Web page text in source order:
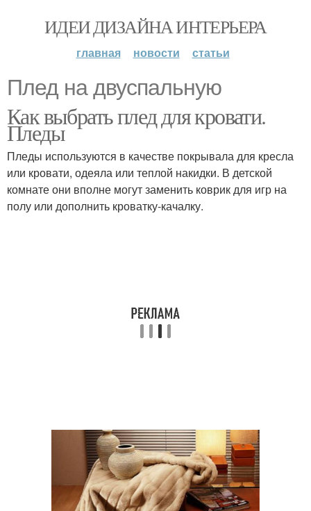
ИДЕИ ДИЗАЙНА ИНТЕРЬЕРА
главная новости статьи
Плед на двуспальную
Как выбрать плед для кровати.
Пледы
Пледы используются в качестве покрывала для кресла
или кровати, одеяла или теплой накидки. В детской
комнате они вполне могут заменить коврик для игр на
полу или дополнить кроватку-качалку.